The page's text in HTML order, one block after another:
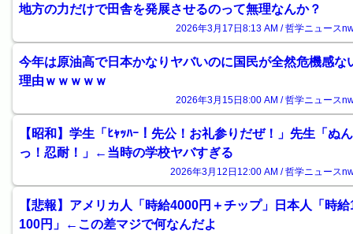
地方の力だけで田舎を発展させるのって無理なんか？
2026年3月17日8:13 AM / 哲学ニュース
今年は原油高で日本かなりヤバいのに国民が全然危機感な
理由ｗｗｗｗｗ
2026年3月15日8:00 AM / 哲学ニュース
【昭和】学生「ﾋｬｯﾊｰ！先公！お礼参りだぜ！」先生「ぬん
っ！忍耐！」←当時の学校ヤバすぎる
2026年3月12日12:00 AM / 哲学ニュース
【悲報】アメリカ人「時給4000円＋チップ」日本人「時給
100円」←この差マジで何なんだよ